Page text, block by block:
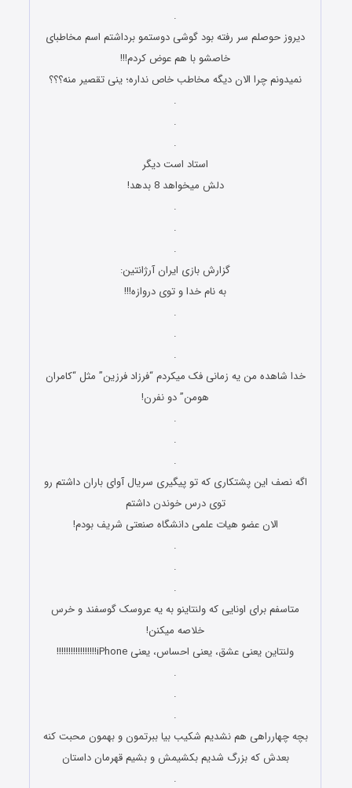
.
دیروز حوصلم سر رفته بود گوشی دوستمو برداشتم اسم مخاطبای
خاصشو با هم عوض کردم!!!
نمیدونم چرا الان دیگه مخاطب خاص نداره؛ ینی تقصیر منه؟؟؟
.
.
.
استاد است دیگر
دلش میخواهد 8 بدهد!
.
.
.
گزارش بازی ایران آرژانتین:
به نام خدا و توی دروازه!!!
.
.
.
خدا شاهده من یه زمانی فک میکردم “فرزاد فرزین” مثل “کامران
هومن” دو نفرن!
.
.
.
اگه نصف این پشتکاری که تو پیگیری سریال آوای باران داشتم رو
توی درس خوندن داشتم
الان عضو هیات علمی دانشگاه صنعتی شریف بودم!
.
.
.
متاسفم برای اونایی که ولنتاینو به یه عروسک گوسفند و خرس
خلاصه میکنن!
ولنتاین یعنی عشق، یعنی احساس، یعنی iPhone!!!!!!!!!!!!!!!!!
.
.
.
بچه چهارراهی هم نشدیم شکیب بیا ببرتمون و بهمون محبت کنه
بعدش که بزرگ شدیم بکشیمش و بشیم قهرمان داستان
.